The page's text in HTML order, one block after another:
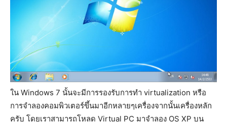
ใน Windows 7 นั้นจะมีการรองรับการทำ virtualization หรือ
การจำลองคอมพิวเตอร์ขึ้นมาอีกหลายๆเครื่องจากนั้นเครื่องหลัก
ครับ โดยเราสามารถโหลด Virtual PC มาจำลอง OS XP บน